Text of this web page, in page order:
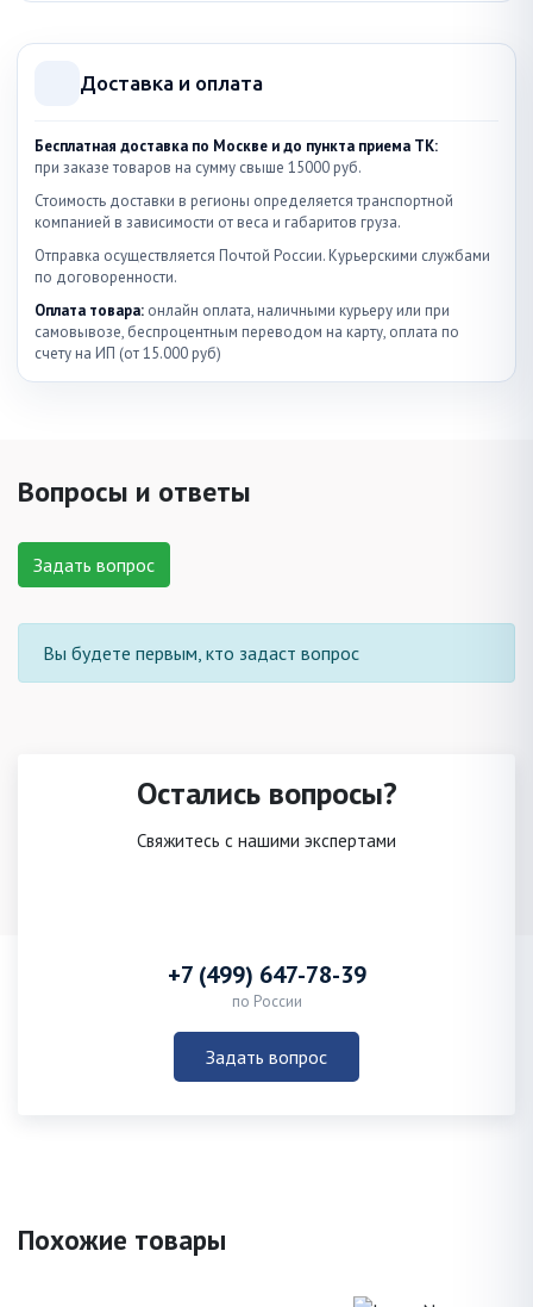
Доставка и оплата
Бесплатная доставка по Москве и до пункта приема ТК:
при заказе товаров на сумму свыше 15000 руб.
Стоимость доставки в регионы определяется транспортной
компанией в зависимости от веса и габаритов груза.
Отправка осуществляется Почтой России. Курьерскими службами
по договоренности.
Оплата товара: онлайн оплата, наличными курьеру или при
самовывозе, беспроцентным переводом на карту, оплата по
счету на ИП (от 15.000 руб)
Вопросы и ответы
Задать вопрос
Вы будете первым, кто задаст вопрос
Остались вопросы?
Свяжитесь с нашими экспертами
+7 (499) 647-78-39
по России
Задать вопрос
Похожие товары